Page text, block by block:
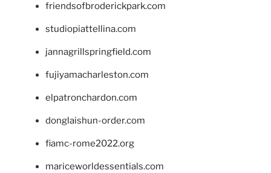
friendsofbroderickpark.com
studiopiattellina.com
jannagrillspringfield.com
fujiyamacharleston.com
elpatronchardon.com
donglaishun-order.com
fiamc-rome2022.org
mariceworldessentials.com